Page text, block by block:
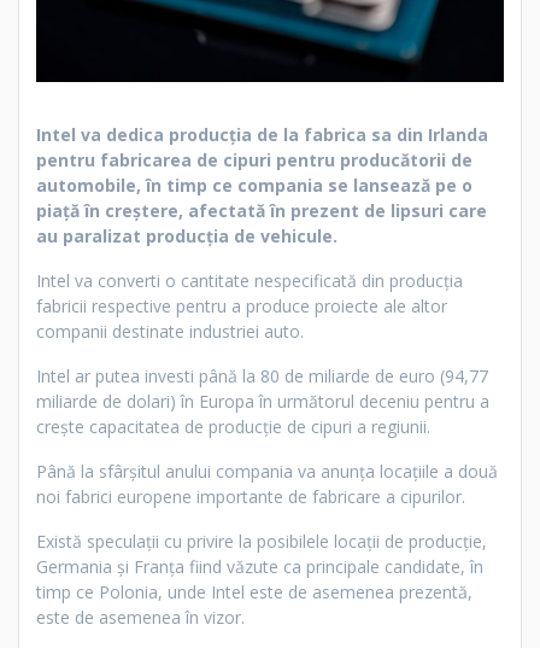
Intel va dedica producția de la fabrica sa din Irlanda
pentru fabricarea de cipuri pentru producătorii de
automobile, în timp ce compania se lansează pe o
piață în creștere, afectată în prezent de lipsuri care
au paralizat producția de vehicule.
Intel va converti o cantitate nespecificată din producția
fabricii respective pentru a produce proiecte ale altor
companii destinate industriei auto.
Intel ar putea investi până la 80 de miliarde de euro (94,77
miliarde de dolari) în Europa în următorul deceniu pentru a
crește capacitatea de producție de cipuri a regiunii.
Până la sfârșitul anului compania va anunța locațiile a două
noi fabrici europene importante de fabricare a cipurilor.
Există speculații cu privire la posibilele locații de producție,
Germania și Franța fiind văzute ca principale candidate, în
timp ce Polonia, unde Intel este de asemenea prezentă,
este de asemenea în vizor.